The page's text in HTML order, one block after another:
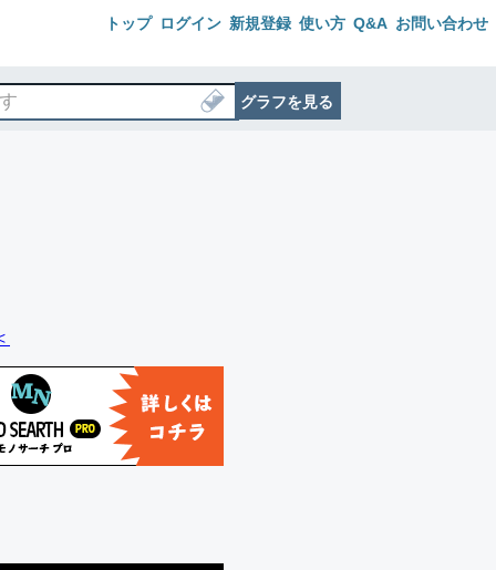
トップ ログイン 新規登録 使い方 Q&A お問い合わせ
グラフを見る